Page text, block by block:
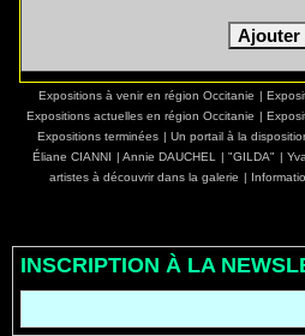
Expositions à venir en région Occitanie |
Expositions actuelles en région Occitanie |
Expositions terminées | Un portail à la
Éliane CIANNI | Annie DAUCHEL | "GILDA" |
artistes à découvrir dans la galerie |
INSCRIPTION À LA